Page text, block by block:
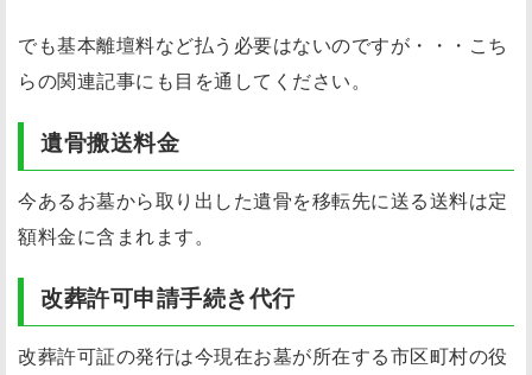
でも基本離壇料など払う必要はないのですが・・・こち
らの関連記事にも目を通してください。
遺骨搬送料金
今あるお墓から取り出した遺骨を移転先に送る送料は定
額料金に含まれます。
改葬許可申請手続き代行
改葬許可証の発行は今現在お墓が所在する市区町村の役